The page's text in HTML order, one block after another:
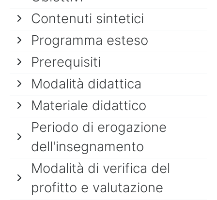
Contenuti sintetici
Programma esteso
Prerequisiti
Modalità didattica
Materiale didattico
Periodo di erogazione
dell'insegnamento
Modalità di verifica del
profitto e valutazione